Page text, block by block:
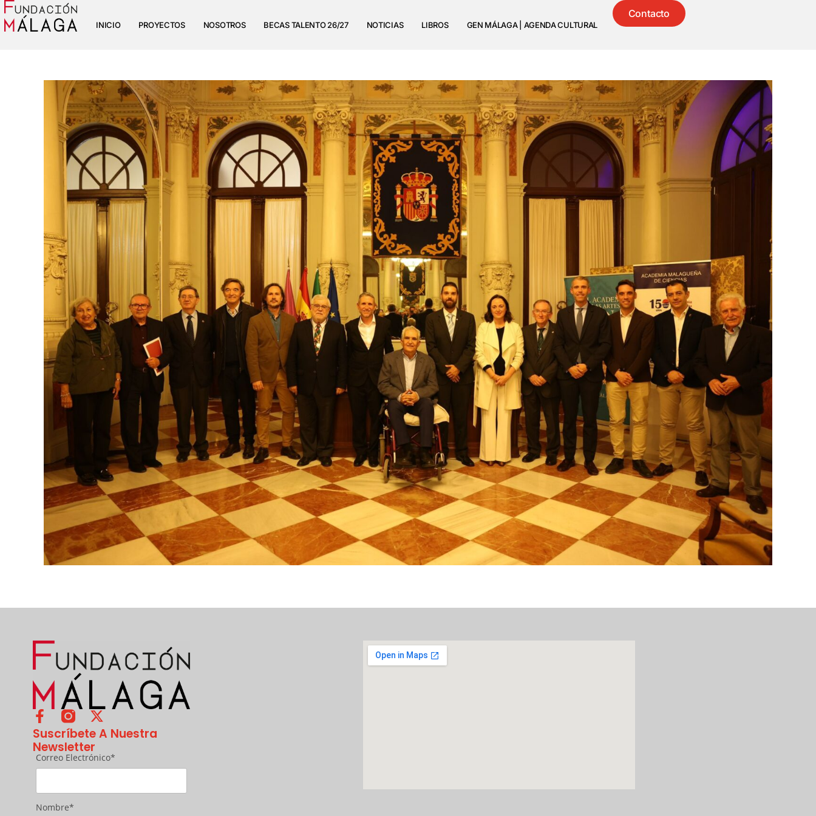
INICIO PROYECTOS NOSOTROS BECAS TALENTO 26/27 NOTICIAS LIBROS GEN MÁLAGA | AGENDA CULTURAL
Contacto
Suscríbete A Nuestra
Newsletter
Correo Electrónico*
Nombre*